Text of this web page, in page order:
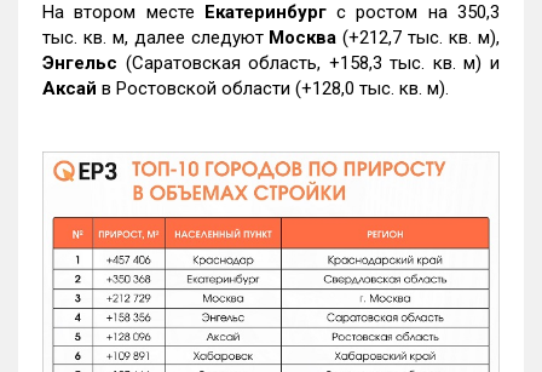
На втором месте Екатеринбургс ростом на 350,3
тыс. кв. м, далее следуют Москва (+212,7 тыс. кв. м),
Энгельс (Саратовская область, +158,3 тыс. кв. м) и
Аксай в Ростовской области (+128,0 тыс. кв. м).